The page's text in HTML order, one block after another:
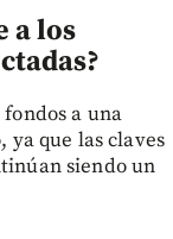
a los
a una
ya que las claves
siendo un